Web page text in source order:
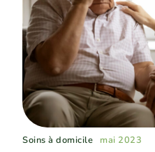
Soins à domicile mai 2023